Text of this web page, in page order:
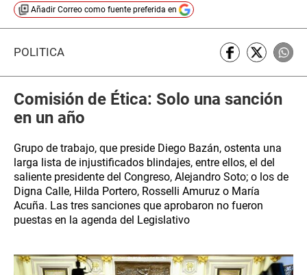
Añadir Correo como fuente preferida en
POLÍTICA
Comisión de Ética: Solo una sanción
en un año
Grupo de trabajo, que preside Diego Bazán, ostenta una
larga lista de injustificados blindajes, entre ellos, el del
saliente presidente del Congreso, Alejandro Soto; o los de
Digna Calle, Hilda Portero, Rosselli Amuruz o María
Acuña. Las tres sanciones que aprobaron no fueron
puestas en la agenda del Legislativo